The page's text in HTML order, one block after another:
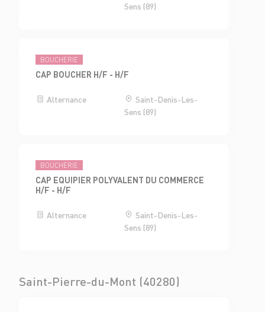
Sens (89)
BOUCHERIE
CAP BOUCHER H/F - H/F
Alternance
Saint-Denis-Les-
Sens (89)
BOUCHERIE
CAP EQUIPIER POLYVALENT DU COMMERCE
H/F - H/F
Alternance
Saint-Denis-Les-
Sens (89)
Saint-Pierre-du-Mont (40280)